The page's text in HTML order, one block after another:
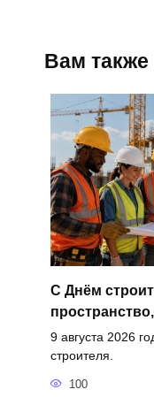
Вам также
С Днём
9 августа 2026
строителя.
100